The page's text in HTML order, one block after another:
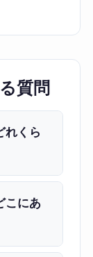
質問
れくら
こにあ